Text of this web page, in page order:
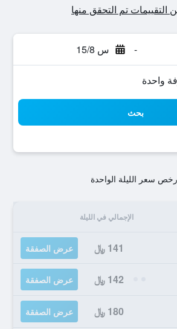
- س 15/8
بحث
سعر الليلة الواحدة
الإجمالي في الليلة
141 ﷼ عرض الصفقة
142 ﷼ عرض الصفقة
180 ﷼ عرض الصفقة